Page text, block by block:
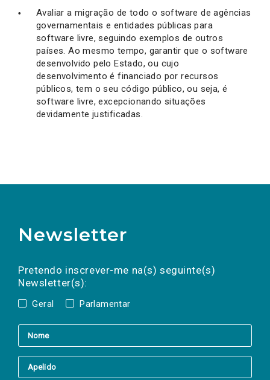
Avaliar a migração de todo o software de agências
governamentais e entidades públicas para
software livre, seguindo exemplos de outros
países. Ao mesmo tempo, garantir que o software
desenvolvido pelo Estado, ou cujo
desenvolvimento é financiado por recursos
públicos, tem o seu código público, ou seja, é
software livre, excepcionando situações
devidamente justificadas.
Newsletter
Pretendo inscrever-me na(s) seguinte(s)
Newsletter(s):
Geral Parlamentar
a(s) newsletter(s).
mail